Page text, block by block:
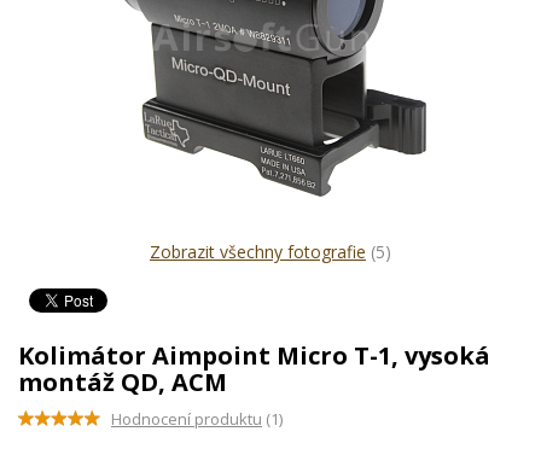
Zobrazit všechny fotografie (5)
Kolimátor Aimpoint Micro T-1, vysoká
montáž QD, ACM
Hodnocení produktu (1)